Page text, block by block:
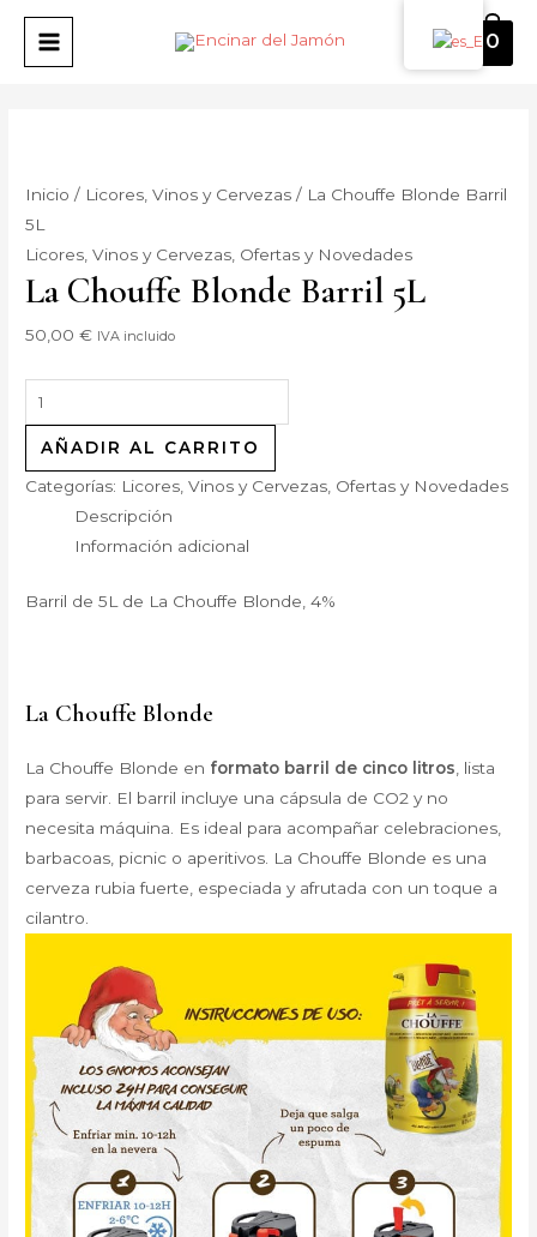
contenido
MAIN
MENU
0
Inicio / Licores, Vinos y Cervezas / La Chouffe Blonde Barril
5L
Licores, Vinos y Cervezas Ofertas y Novedades
La Chouffe Blonde Barril 5L
50,00€ IVA incluido
La
Chouffe
Blonde
AÑADIR AL CARRITO
Categorías: Licores, Vinos y Cervezas Ofertas y Novedades
Descripción
Información adicional
Barril de 5L de La Chouffe Blonde, 4%
La Chouffe Blonde
La Chouffe Blonde en formato barril de cinco litros, lista
para servir. El barril incluye una cápsula de CO2 y no
necesita máquina. Es ideal para acompañar celebraciones,
barbacoas, picnic o aperitivos. La Chouffe Blonde es una
cerveza rubia fuerte, especiada y afrutada con un toque a
cilantro.